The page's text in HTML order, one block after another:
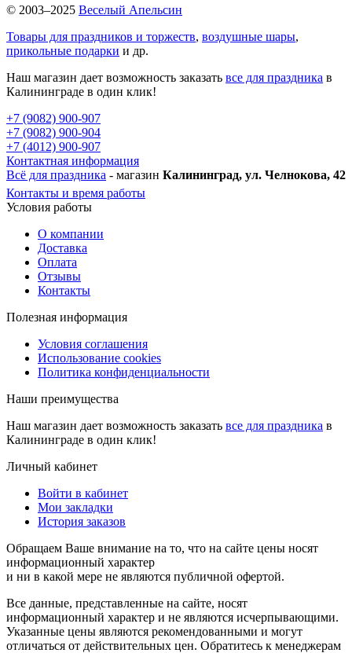
© 2003–2025 Веселый Апельсин
Товары для праздников и торжеств, воздушные шары,
прикольные подарки и др.
Наш магазин дает возможность заказать все для праздника в
Калининграде в один клик!
+7 (9082) 900-907
+7 (9082) 900-904
+7 (4012) 900-907
Контактная информация
Всё для праздника - магазин Калининград, ул. Челнокова, 42
Контакты и время работы
Условия работы
О компании
Доставка
Оплата
Отзывы
Контакты
Полезная информация
Условия соглашения
Использование cookies
Политика конфиденциальности
Наши преимущества
Наш магазин дает возможность заказать все для праздника в
Калининграде в один клик!
Личный кабинет
Войти в кабинет
Мои закладки
История заказов
Обращаем Ваше внимание на то, что на сайте цены носят
информационный характер
и ни в какой мере не являются публичной офертой.
Все данные, представленные на сайте, носят
информационный характер и не являются исчерпывающими.
Указанные цены являются рекомендованными и могут
отличаться от действительных цен. Обратитесь к менеджерам